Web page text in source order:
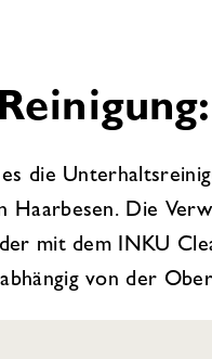
die
Haarbesen. Die
mit dem INKU
von der